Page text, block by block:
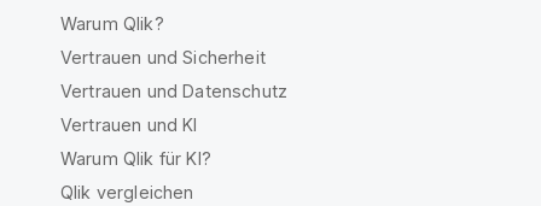
Warum Qlik?
Vertrauen und Sicherheit
Vertrauen und Datenschutz
Vertrauen und KI
Warum Qlik für KI?
Qlik vergleichen